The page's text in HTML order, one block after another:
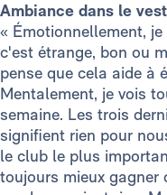
Ambiance dans le
« Émotionnellement,
c'est étrange, bon ou
pense que cela aide à
Mentalement, je vois
semaine. Les trois
signifient rien pour
le club le plus
toujours mieux gagner